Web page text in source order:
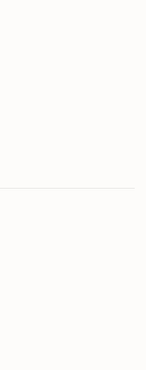
Sie entspannte
mit sanften
Blick bis zur Küste.